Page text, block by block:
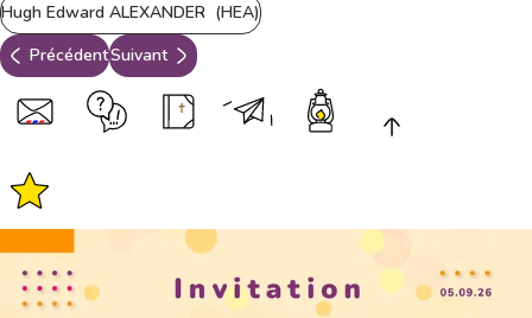
Hugh Edward ALEXANDER (HEA)
PrécédentSuivant